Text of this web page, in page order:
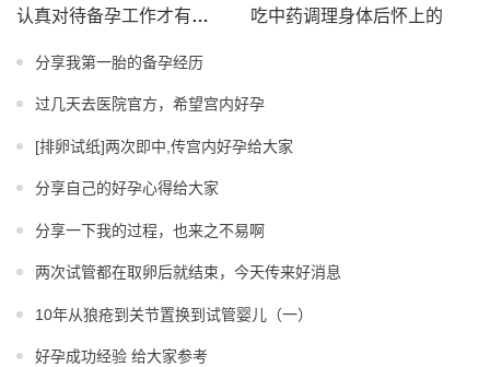
认真对待备孕工作才有回报 吃中药调理身体后怀上的
分享我第一胎的备孕经历
过几天去医院官方，希望宫内好孕
[排卵试纸]两次即中,传宫内好孕给大家
分享自己的好孕心得给大家
分享一下我的过程，也来之不易啊
两次试管都在取卵后就结束，今天传来好消息
10年从狼疮到关节置换到试管婴儿（一）
好孕成功经验 给大家参考